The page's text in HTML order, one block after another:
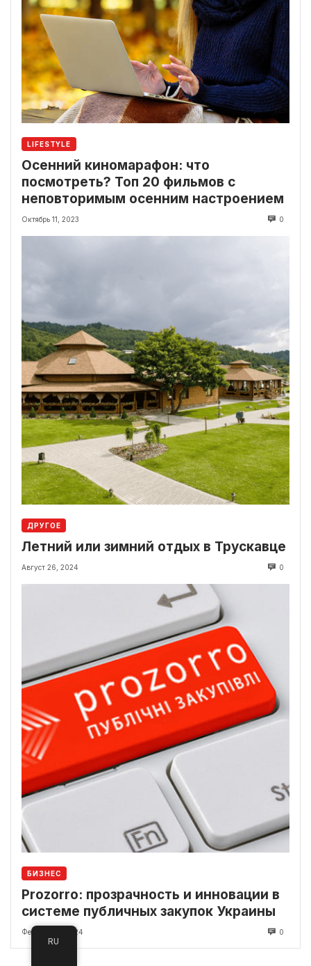
LIFESTYLE
Осенний киномарафон: что
посмотреть? Топ 20 фильмов с
неповторимым осенним настроением
Октябрь 11, 2023 0
ДРУГОЕ
Летний или зимний отдых в Трускавце
Август 26, 2024 0
БИЗНЕС
Prozorro: прозрачность и инновации в
системе публичных закупок Украины
Февраль 10, 2024 0
RU